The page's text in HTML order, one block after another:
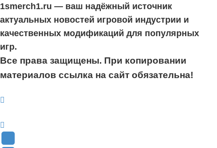
1smerch1.ru — ваш надёжный источник
актуальных новостей игровой индустрии и
качественных модификаций для популярных
игр.
Все права защищены. При копировании
материалов ссылка на сайт обязательна!